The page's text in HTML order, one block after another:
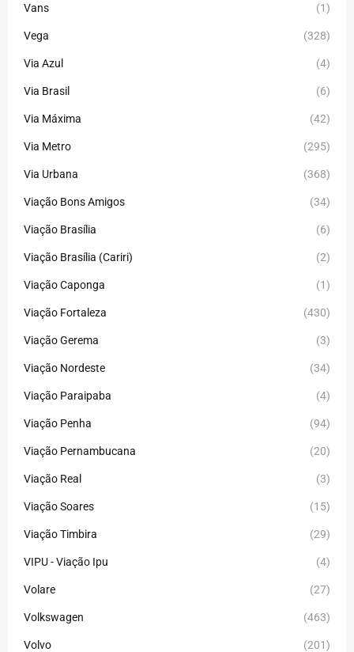
Vans (1)
Vega (328)
Via Azul (4)
Via Brasil (6)
Via Máxima (42)
Via Metro (295)
Via Urbana (368)
Viação Bons Amigos (34)
Viação Brasília (6)
Viação Brasília (Cariri) (2)
Viação Caponga (1)
Viação Fortaleza (430)
Viação Gerema (3)
Viação Nordeste (34)
Viação Paraipaba (4)
Viação Penha (94)
Viação Pernambucana (20)
Viação Real (3)
Viação Soares (15)
Viação Timbira (29)
VIPU - Viação Ipu (4)
Volare (27)
Volkswagen (463)
Volvo (201)